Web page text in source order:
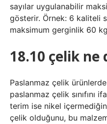
sayılar uygulanabilir
gösterir. Örnek: 6 kaliteli
maksimum gerginlik 60
18.10 çelik ne
Paslanmaz çelik
paslanmaz çelik sınıfını
terim ise nikel
çelik olduğunu, bu